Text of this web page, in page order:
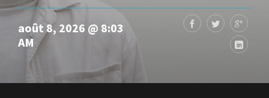
août 8, 2026 @ 8:03
AM